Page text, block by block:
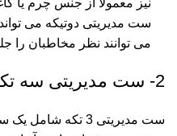
نیز معمولاً از جنس چرم یا
ست مدیریتی دوتیکه می
می توانند نظر مخاطبان را
2- ست مدیریتی سه تکه
ست مدیریتی 3